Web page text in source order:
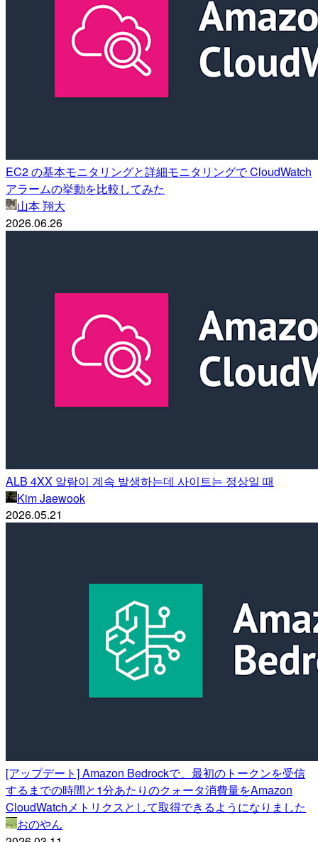
EC2 の基本モニタリングと詳細モニタリングで CloudWatch
アラームの挙動を比較してみた
山本 翔大
2026.06.26
ALB 4XX 알람이 계속 발생하는데 사이트는 정상일 때
Kim Jaewook
2026.05.21
[アップデート] Amazon Bedrockで、最初のトークンを受信
するまでの時間と1分あたりのクォータ消費量をAmazon
CloudWatchメトリクスとして取得できるようになりました
おのやん